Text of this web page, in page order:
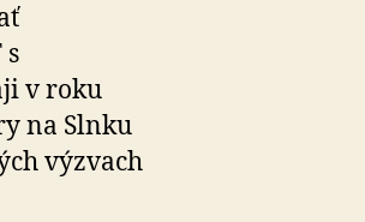
s
v roku
na Slnku
výzvach